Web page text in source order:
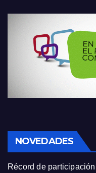
NOVEDADES
Récord de